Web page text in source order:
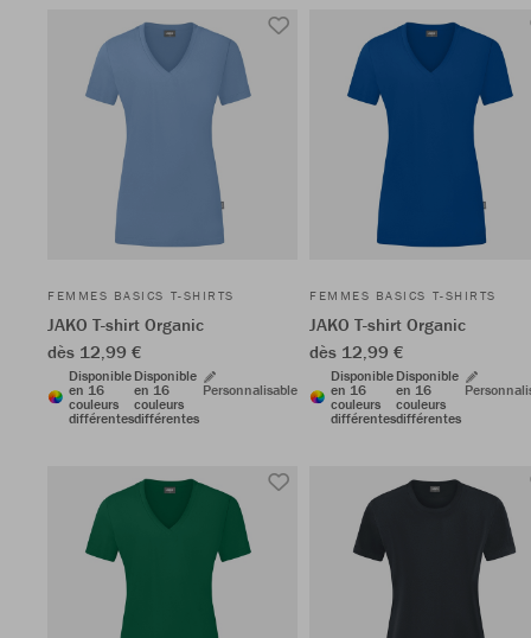
FEMMES BASICS T-SHIRTS
JAKO T-shirt Organic
dès 12,99 €
Disponible
en 16
couleurs
différentes
Disponible
en 16
couleurs
différentes
Personnalisable
FEMMES BASICS T-SHIRTS
JAKO T-shirt Organic
dès 12,99 €
Disponible
en 16
couleurs
différentes
Disponible
en 16
couleurs
différentes